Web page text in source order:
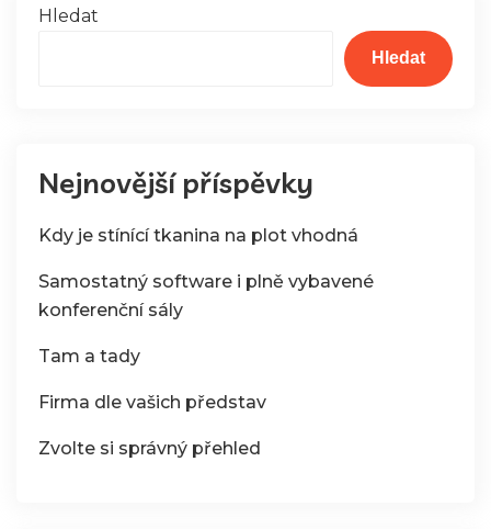
Hledat
Hledat
Nejnovější příspěvky
Kdy je stínící tkanina na plot vhodná
Samostatný software i plně vybavené
konferenční sály
Tam a tady
Firma dle vašich představ
Zvolte si správný přehled